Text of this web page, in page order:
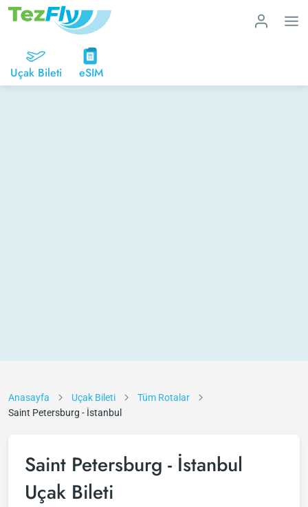
Uçak Bileti eSIM
Anasayfa Uçak Bileti
Tüm Rotalar
Saint Petersburg - İstanbul
Saint Petersburg - İstanbul
Uçak Bileti